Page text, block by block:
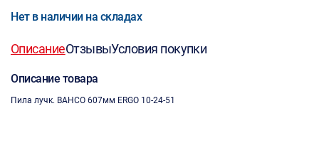
Нет в наличии на складах
ОписаниеОтзывыУсловия покупки
Описание товара
Пила лучк. BAHCO 607мм ERGO 10-24-51